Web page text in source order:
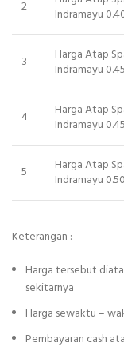
2
Indramayu
3
Harga Atap
Indramayu
4
Harga Atap
Indramayu
5
Harga Atap
Indramayu
Keterangan :
Harga tersebut
sekitarnya
Harga sewaktu –
Pembayaran cash